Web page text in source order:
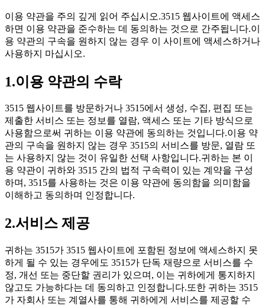
이용 약관을 주의 깊게 읽어 주십시오.3515 웹사이트에 액세스
하면 이용 약관을 준수하는 데 동의하는 것으로 간주됩니다.이
용 약관의 구속을 원하지 않는 경우 이 사이트에 액세스하거나
사용하지 마십시오.
1.이용 약관의 수락
3515 웹사이트를 방문하거나 3515에서 생성, 수집, 편집 또는
제출한 서비스 또는 정보를 열람, 액세스 또는 기타 방식으로
사용함으로써 귀하는 이용 약관에 동의하는 것입니다.이용 약
관의 구속을 원하지 않는 경우 3515의 서비스를 방문, 열람 또
는 사용하지 않는 것이 유일한 선택 사항입니다.귀하는 본 이
용 약관이 귀하와 3515 간의 법적 구속력이 있는 계약을 구성
하며, 3515를 사용하는 것은 이용 약관에 동의함을 의미함을
이해하고 동의하며 인정합니다.
2.서비스 제공
귀하는 3515가 3515 웹사이트에 포함된 정보에 액세스하지 못
하게 될 수 있는 경우에도 3515가 단독 재량으로 서비스를 수
정, 개선 또는 중단할 권리가 있으며, 이는 귀하에게 통지하지
않고도 가능하다는 데 동의하고 인정합니다.또한 귀하는 3515
가 자회사 또는 계열사를 통해 귀하에게 서비스를 제공할 수